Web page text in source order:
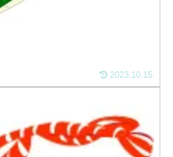
2023.10.15